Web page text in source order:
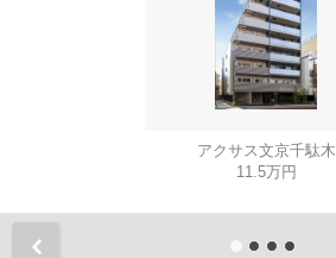
アクサス文京千駄木
11.5万円